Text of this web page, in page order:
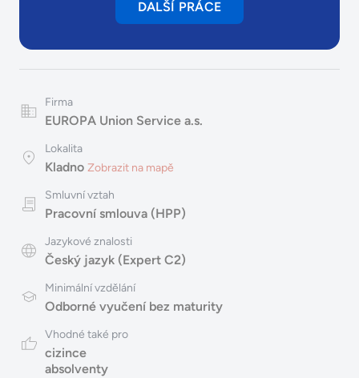
DALŠÍ PRÁCE
Firma
EUROPA Union Service a.s.
Lokalita
Kladno Zobrazit na mapě
Smluvní vztah
Pracovní smlouva (HPP)
Jazykové znalosti
Český jazyk (Expert C2)
Minimální vzdělání
Odborné vyučení bez maturity
Vhodné také pro
cizince
absolventy